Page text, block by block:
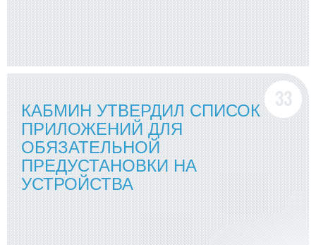
КАБМИН УТВЕРДИЛ СПИСОК
ПРИЛОЖЕНИЙ ДЛЯ
ОБЯЗАТЕЛЬНОЙ
ПРЕДУСТАНОВКИ НА
УСТРОЙСТВА